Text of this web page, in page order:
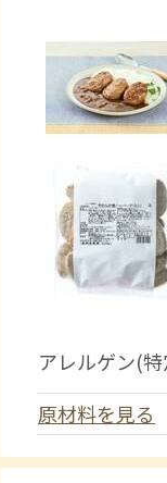
アレルゲン(
原材料を見る